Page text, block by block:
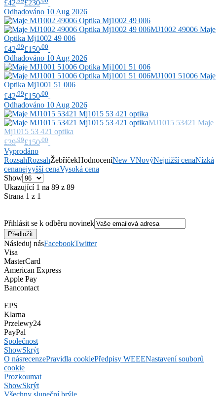
£42
£230
Odhadováno 10 Aug 2026
MJ1002 49006 Maje
Optika Mj1002 49 006
£42.99£150.00
Odhadováno 10 Aug 2026
MJ1001 51006 Maje
Optika Mj1001 51 006
£42 .99£150 .00
Odhadováno 10 Aug 2026
MJ1015 53421 Maje
Mj1015 53 421 optika
£39 .99£150 .00
Vyprodáno
RozsahRozsahŽebříčekHodnoceníNew VNovýNejnižší cenaNízká
cenanejvyšší cenaVysoká cena
Show
Ukazující 1 na 89 z 89
Strana 1 z 1
Přihlásit se k odběru novinek
Následuj násFacebookTwitter
Visa
MasterCard
American Express
Apple Pay
Bancontact
EPS
Klarna
Przelewy24
PayPal
Společnost
ShowSkrýt
O násrecenzePravidla cookiePředpisy WEEENastavení souborů
cookie
Prozkoumat
ShowSkrýt
Všechny sluneční brýle